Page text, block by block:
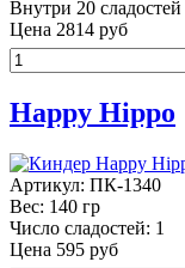
Внутри 20 сладостей
Цена 2814 руб
Happy Hippo
Артикул: ПК-1340
Вес: 140 гр
Число сладостей: 1
Цена 595 руб